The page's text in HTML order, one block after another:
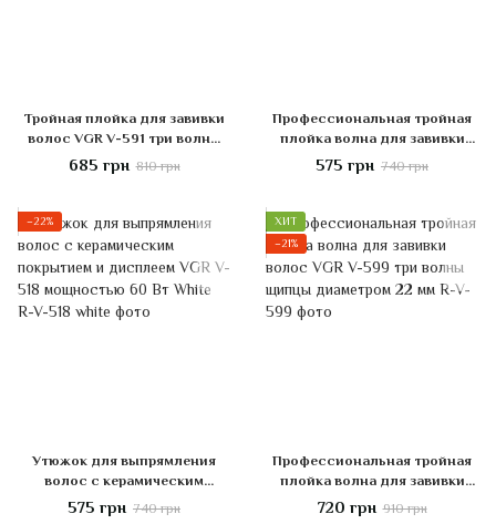
Тройная плойка для завивки
волос VGR V-591 три волны
диаметром 25 мм мощностью
125 Вт
685 грн 810 грн
Профессиональная тройная
плойка волна для завивки
волос VGR V-595 с щипцами
диаметром 22 мм
575 грн 740 грн
−22%
Утюжок для выпрямления
волос с керамическим
покрытием и дисплеем VGR
V-518 мощностью 60 Вт White
575 грн 740 грн
ХИТ
−21%
Профессиональная тройная
плойка волна для завивки
волос VGR V-599 три волны
щипцы диаметром 22 мм
720 грн 910 грн